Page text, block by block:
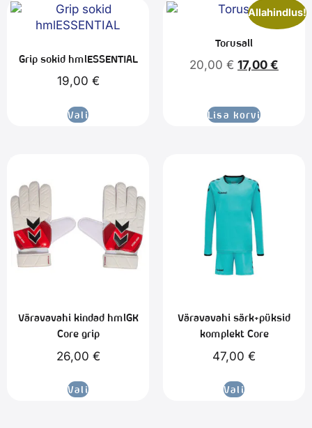
Grip sokid hmlESSENTIAL
19,00 €
Vali
Allahindlus!
Torusall
20,00 € 17,00 €
Lisa korvi
Väravavahi kindad hmlGK
Core grip
26,00 €
Vali
Väravavahi särk+püksid
komplekt Core
47,00 €
Vali